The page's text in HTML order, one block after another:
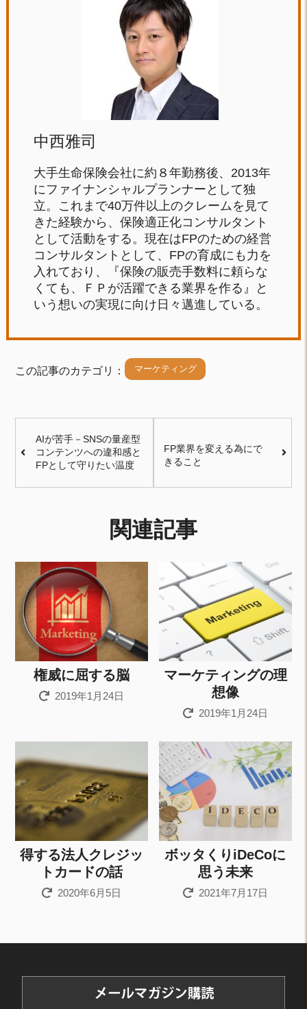
中西雅司
大手生命保険会社に約８年勤務後、2013年
にファイナンシャルプランナーとして独
立。これまで40万件以上のクレームを見て
きた経験から、保険適正化コンサルタント
として活動をする。現在はFPのための経営
コンサルタントとして、FPの育成にも力を
入れており、『保険の販売手数料に頼らな
くても、ＦＰが活躍できる業界を作る』と
いう想いの実現に向け日々邁進している。
この記事のカテゴリ： マーケティング
AIが苦手－SNSの量産型
コンテンツへの違和感と
FPとして守りたい温度
FP業界を変える為にで
きること
関連記事
権威に屈する脳
2019年1月24日
マーケティングの理
想像
2019年1月24日
得する法人クレジッ
トカードの話
2020年6月5日
ボッタくりiDeCoに
思う未来
2021年7月17日